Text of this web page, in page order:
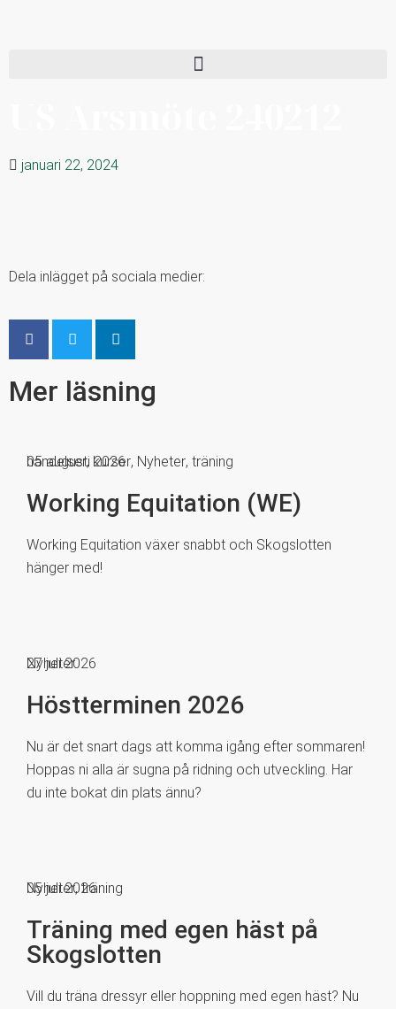
januari 22, 2024
Dela inlägget på sociala medier:
Mer läsning
händelser, kurser, Nyheter, träning
Working Equitation (WE)
Working Equitation växer snabbt och Skogslotten
hänger med!
05 augusti 2026
Nyheter
Höstterminen 2026
Nu är det snart dags att komma igång efter sommaren!
Hoppas ni alla är sugna på ridning och utveckling. Har
du inte bokat din plats ännu?
27 juli 2026
Nyheter, träning
Träning med egen häst på
Skogslotten
Vill du träna dressyr eller hoppning med egen häst? Nu
05 juli 2026